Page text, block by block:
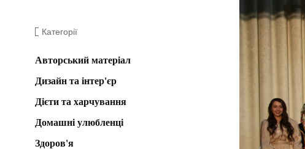
Категорії
Авторський матеріал
Дизайн та інтер'єр
Дієти та харчування
Домашні улюбленці
Здоров'я